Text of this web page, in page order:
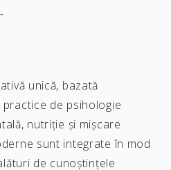
unică, bazată
de psihologie
nutriție și mișcare
sunt integrate în mod
de cunoștințele